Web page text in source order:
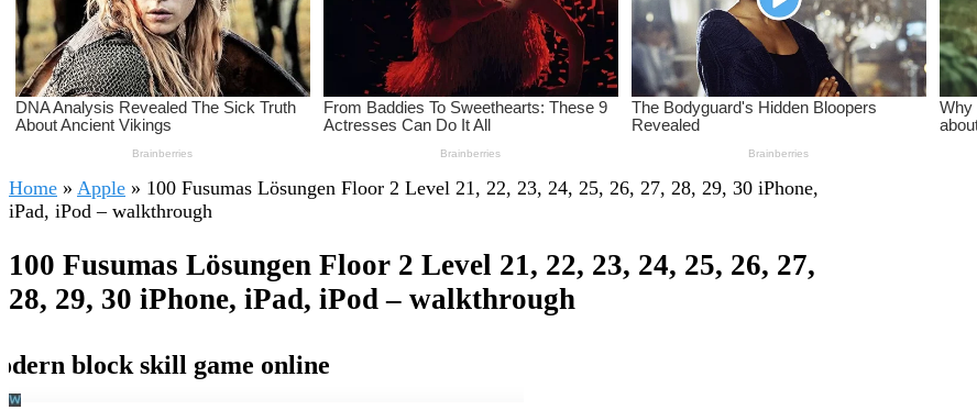
Home » Apple » 100 Fusumas Lösungen Floor 2 Level 21, 22, 23, 24, 25, 26, 27, 28, 29, 30 iPhone,
iPad, iPod – walkthrough
100 Fusumas Lösungen Floor 2 Level 21, 22, 23, 24, 25, 26, 27,
28, 29, 30 iPhone, iPad, iPod – walkthrough